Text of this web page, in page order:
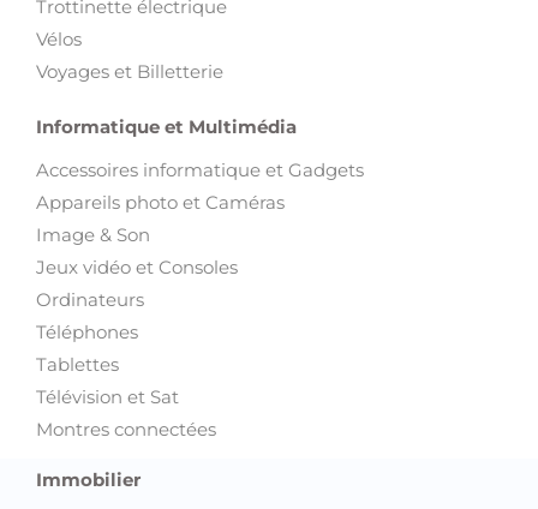
Trottinette électrique
Vélos
Voyages et Billetterie
Informatique et Multimédia
Accessoires informatique et Gadgets
Appareils photo et Caméras
Image & Son
Jeux vidéo et Consoles
Ordinateurs
Téléphones
Tablettes
Télévision et Sat
Montres connectées
Immobilier